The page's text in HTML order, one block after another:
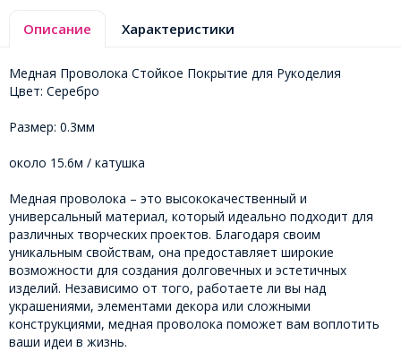
Описание Характеристики
Медная Проволока Стойкое Покрытие для Рукоделия
Цвет: Серебро
Размер: 0.3мм
около 15.6м / катушка
Медная проволока – это высококачественный и
универсальный материал, который идеально подходит для
различных творческих проектов. Благодаря своим
уникальным свойствам, она предоставляет широкие
возможности для создания долговечных и эстетичных
изделий. Независимо от того, работаете ли вы над
украшениями, элементами декора или сложными
конструкциями, медная проволока поможет вам воплотить
ваши идеи в жизнь.